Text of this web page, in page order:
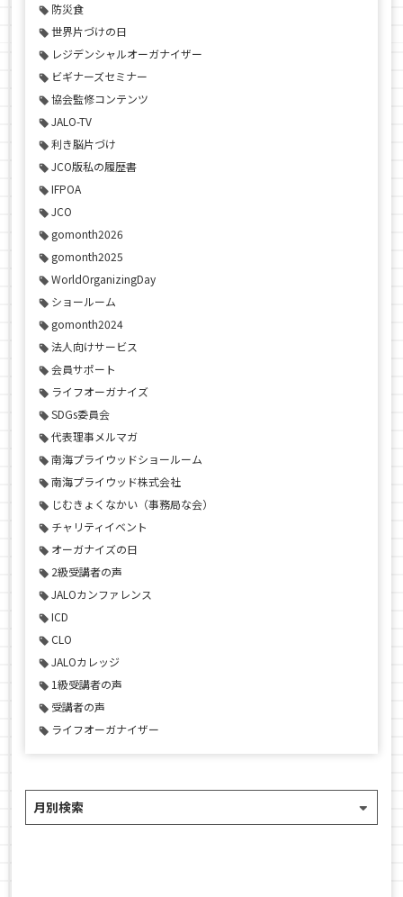
防災食
世界片づけの日
レジデンシャルオーガナイザー
ビギナーズセミナー
協会監修コンテンツ
JALO-TV
利き脳片づけ
JCO版私の履歴書
IFPOA
JCO
gomonth2026
gomonth2025
WorldOrganizingDay
ショールーム
gomonth2024
法人向けサービス
会員サポート
ライフオーガナイズ
SDGs委員会
代表理事メルマガ
南海プライウッドショールーム
南海プライウッド株式会社
じむきょくなかい（事務局な会）
チャリティイベント
オーガナイズの日
2級受講者の声
JALOカンファレンス
ICD
CLO
JALOカレッジ
1級受講者の声
受講者の声
ライフオーガナイザー